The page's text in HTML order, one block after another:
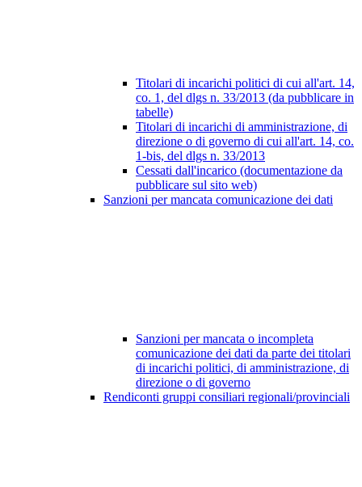
Titolari di incarichi politici di cui all'art. 14,
co. 1, del dlgs n. 33/2013 (da pubblicare in
tabelle)
Titolari di incarichi di amministrazione, di
direzione o di governo di cui all'art. 14, co.
1-bis, del dlgs n. 33/2013
Cessati dall'incarico (documentazione da
pubblicare sul sito web)
Sanzioni per mancata comunicazione dei dati
Sanzioni per mancata o incompleta
comunicazione dei dati da parte dei titolari
di incarichi politici, di amministrazione, di
direzione o di governo
Rendiconti gruppi consiliari regionali/provinciali